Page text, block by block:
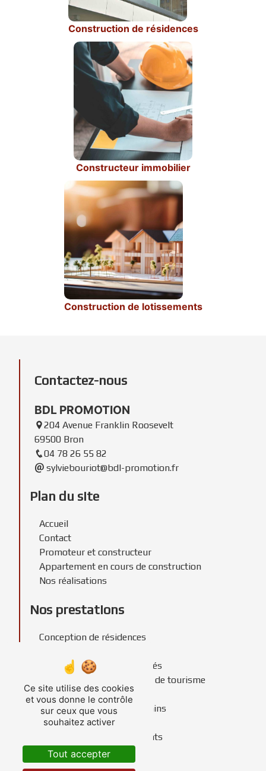
Construction de résidences
Constructeur immobilier
Construction de lotissements
Contactez-nous
BDL PROMOTION
204 Avenue Franklin Roosevelt
69500 Bron
04 78 26 55 82
sylviebouriot@bdl-promotion.fr
Plan du site
Accueil
Contact
Promoteur et constructeur
Appartement en cours de construction
Nos réalisations
Nos prestations
Conception de résidences
Construction de copropriétés
Construction de résidences de tourisme
Construction de résidences
Recherche foncière de terrains
Constructeur immobilier
Construction de lotissements
Ce site utilise des cookies
et vous donne le contrôle
sur ceux que vous
souhaitez activer
Tout accepter